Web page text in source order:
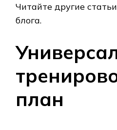
Читайте другие
блога.
план